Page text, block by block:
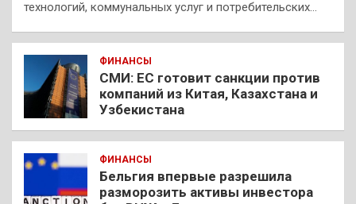
технологий, коммунальных услуг и потребительских…
ФИНАНСЫ
СМИ: ЕС готовит санкции против
компаний из Китая, Казахстана и
Узбекистана
ФИНАНСЫ
Бельгия впервые разрешила
разморозить активы инвестора